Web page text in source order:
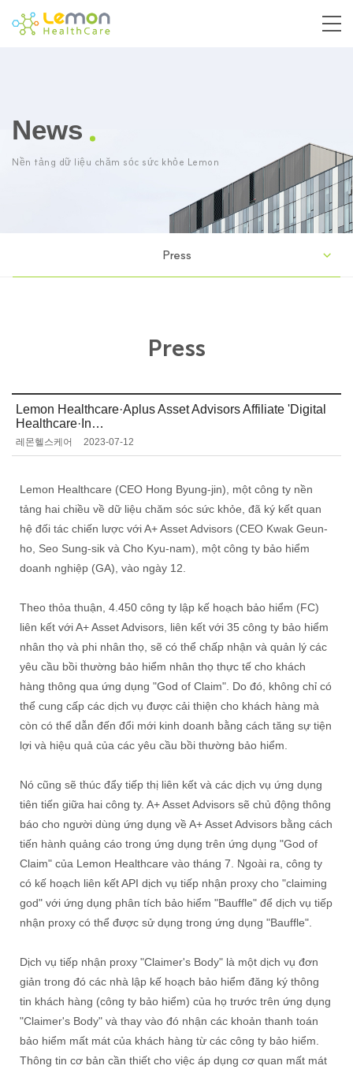
News
Nền tảng dữ liệu chăm sóc sức khỏe Lemon
Press
Press
Lemon Healthcare·Aplus Asset Advisors Affiliate 'Digital
Healthcare·In…
레몬헬스케어 2023-07-12
Lemon Healthcare (CEO Hong Byung-jin), một công ty nền
tảng hai chiều về dữ liệu chăm sóc sức khỏe, đã ký kết quan
hệ đối tác chiến lược với A+ Asset Advisors (CEO Kwak Geun-
ho, Seo Sung-sik và Cho Kyu-nam), một công ty bảo hiểm
doanh nghiệp (GA), vào ngày 12.
Theo thỏa thuận, 4.450 công ty lập kế hoạch bảo hiểm (FC)
liên kết với A+ Asset Advisors, liên kết với 35 công ty bảo hiểm
nhân thọ và phi nhân thọ, sẽ có thể chấp nhận và quản lý các
yêu cầu bồi thường bảo hiểm nhân thọ thực tế cho khách
hàng thông qua ứng dụng "God of Claim". Do đó, không chỉ có
thể cung cấp các dịch vụ được cải thiện cho khách hàng mà
còn có thể dẫn đến đổi mới kinh doanh bằng cách tăng sự tiện
lợi và hiệu quả của các yêu cầu bồi thường bảo hiểm.
Nó cũng sẽ thúc đẩy tiếp thị liên kết và các dịch vụ ứng dụng
tiên tiến giữa hai công ty. A+ Asset Advisors sẽ chủ động thông
báo cho người dùng ứng dụng về A+ Asset Advisors bằng cách
tiến hành quảng cáo trong ứng dụng trên ứng dụng "God of
Claim" của Lemon Healthcare vào tháng 7. Ngoài ra, công ty
có kế hoạch liên kết API dịch vụ tiếp nhận proxy cho "claiming
god" với ứng dụng phân tích bảo hiểm "Bauffle" để dịch vụ tiếp
nhận proxy có thể được sử dụng trong ứng dụng "Bauffle".
Dịch vụ tiếp nhận proxy "Claimer's Body" là một dịch vụ đơn
giản trong đó các nhà lập kế hoạch bảo hiểm đăng ký thông
tin khách hàng (công ty bảo hiểm) của họ trước trên ứng dụng
"Claimer's Body" và thay vào đó nhận các khoản thanh toán
bảo hiểm mất mát của khách hàng từ các công ty bảo hiểm.
Thông tin cơ bản cần thiết cho việc áp dụng cơ quan mất mát